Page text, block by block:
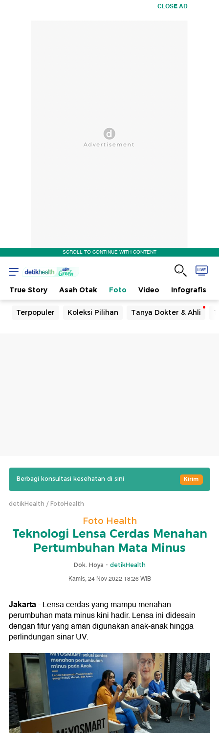
CLOSE AD
SCROLL TO CONTINUE WITH CONTENT
True Story Asah Otak Foto Video Infografis
Terpopuler Koleksi Pilihan Tanya Dokter & Ahli
Berbagi konsultasi kesehatan di sini Kirim
detikHealth FotoHealth
Foto Health
Teknologi Lensa Cerdas Menahan
Pertumbuhan Mata Minus
Dok. Hoya - detikHealth
Kamis, 24 Nov 2022 18:26 WIB
Jakarta- Lensa cerdas yang mampu menahan
perumbuhan mata minus kini hadir. Lensa ini didesain
dengan fitur yang aman digunakan anak-anak hingga
perlindungan sinar UV.